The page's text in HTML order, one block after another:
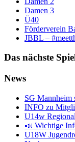
Damen 3
Ü40
Förderverein
JBBL –
Das nächste
News
SG Mannheim
INFO zu
U14w
📣 Wichtige
U18W